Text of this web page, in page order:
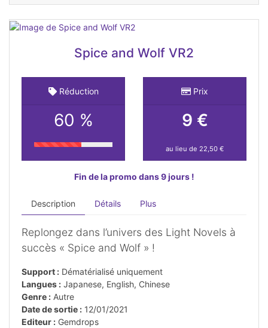
Spice and Wolf VR2
Réduction
60 %
Prix
9 €
au lieu de 22,50 €
Fin de la promo dans 9 jours !
Description Détails Plus
Replongez dans l’univers des Light Novels à
succès « Spice and Wolf » !
Support : Dématérialisé uniquement
Langues : Japanese, English, Chinese
Genre : Autre
Date de sortie : 12/01/2021
Editeur : Gemdrops